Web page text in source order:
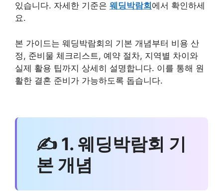
있습니다. 자세한 기준은 웨딩박람회 에서 확인하세
요.
본 가이드는 웨딩박람회의 기본 개념부터 비용 산
정, 준비물 체크리스트, 예약 절차, 지역별 차이와
실제 활용 팁까지 상세히 설명합니다. 이를 통해 원
활한 결혼 준비가 가능하도록 돕습니다.
✍ 1. 웨딩박람회 기
본 개념